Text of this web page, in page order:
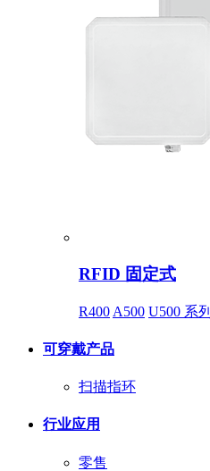
RFID 固定式
R400 A500 U500 系列
可穿戴产品
扫描指环
行业应用
零售